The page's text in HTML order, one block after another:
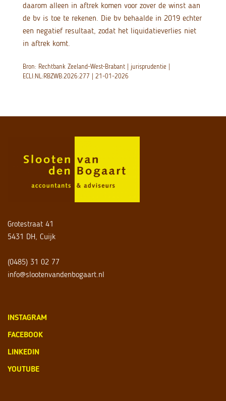
daarom alleen in aftrek komen voor zover de winst aan
de bv is toe te rekenen. Die bv behaalde in 2019 echter
een negatief resultaat, zodat het liquidatieverlies niet
in aftrek komt.
Bron: Rechtbank Zeeland-West-Brabant | jurisprudentie |
ECLI:NL:RBZWB:2026:277 | 21-01-2026
Grotestraat 41
5431 DH, Cuijk
(0485) 31 02 77
info@slootenvandenbogaart.nl
INSTAGRAM
FACEBOOK
LINKEDIN
YOUTUBE